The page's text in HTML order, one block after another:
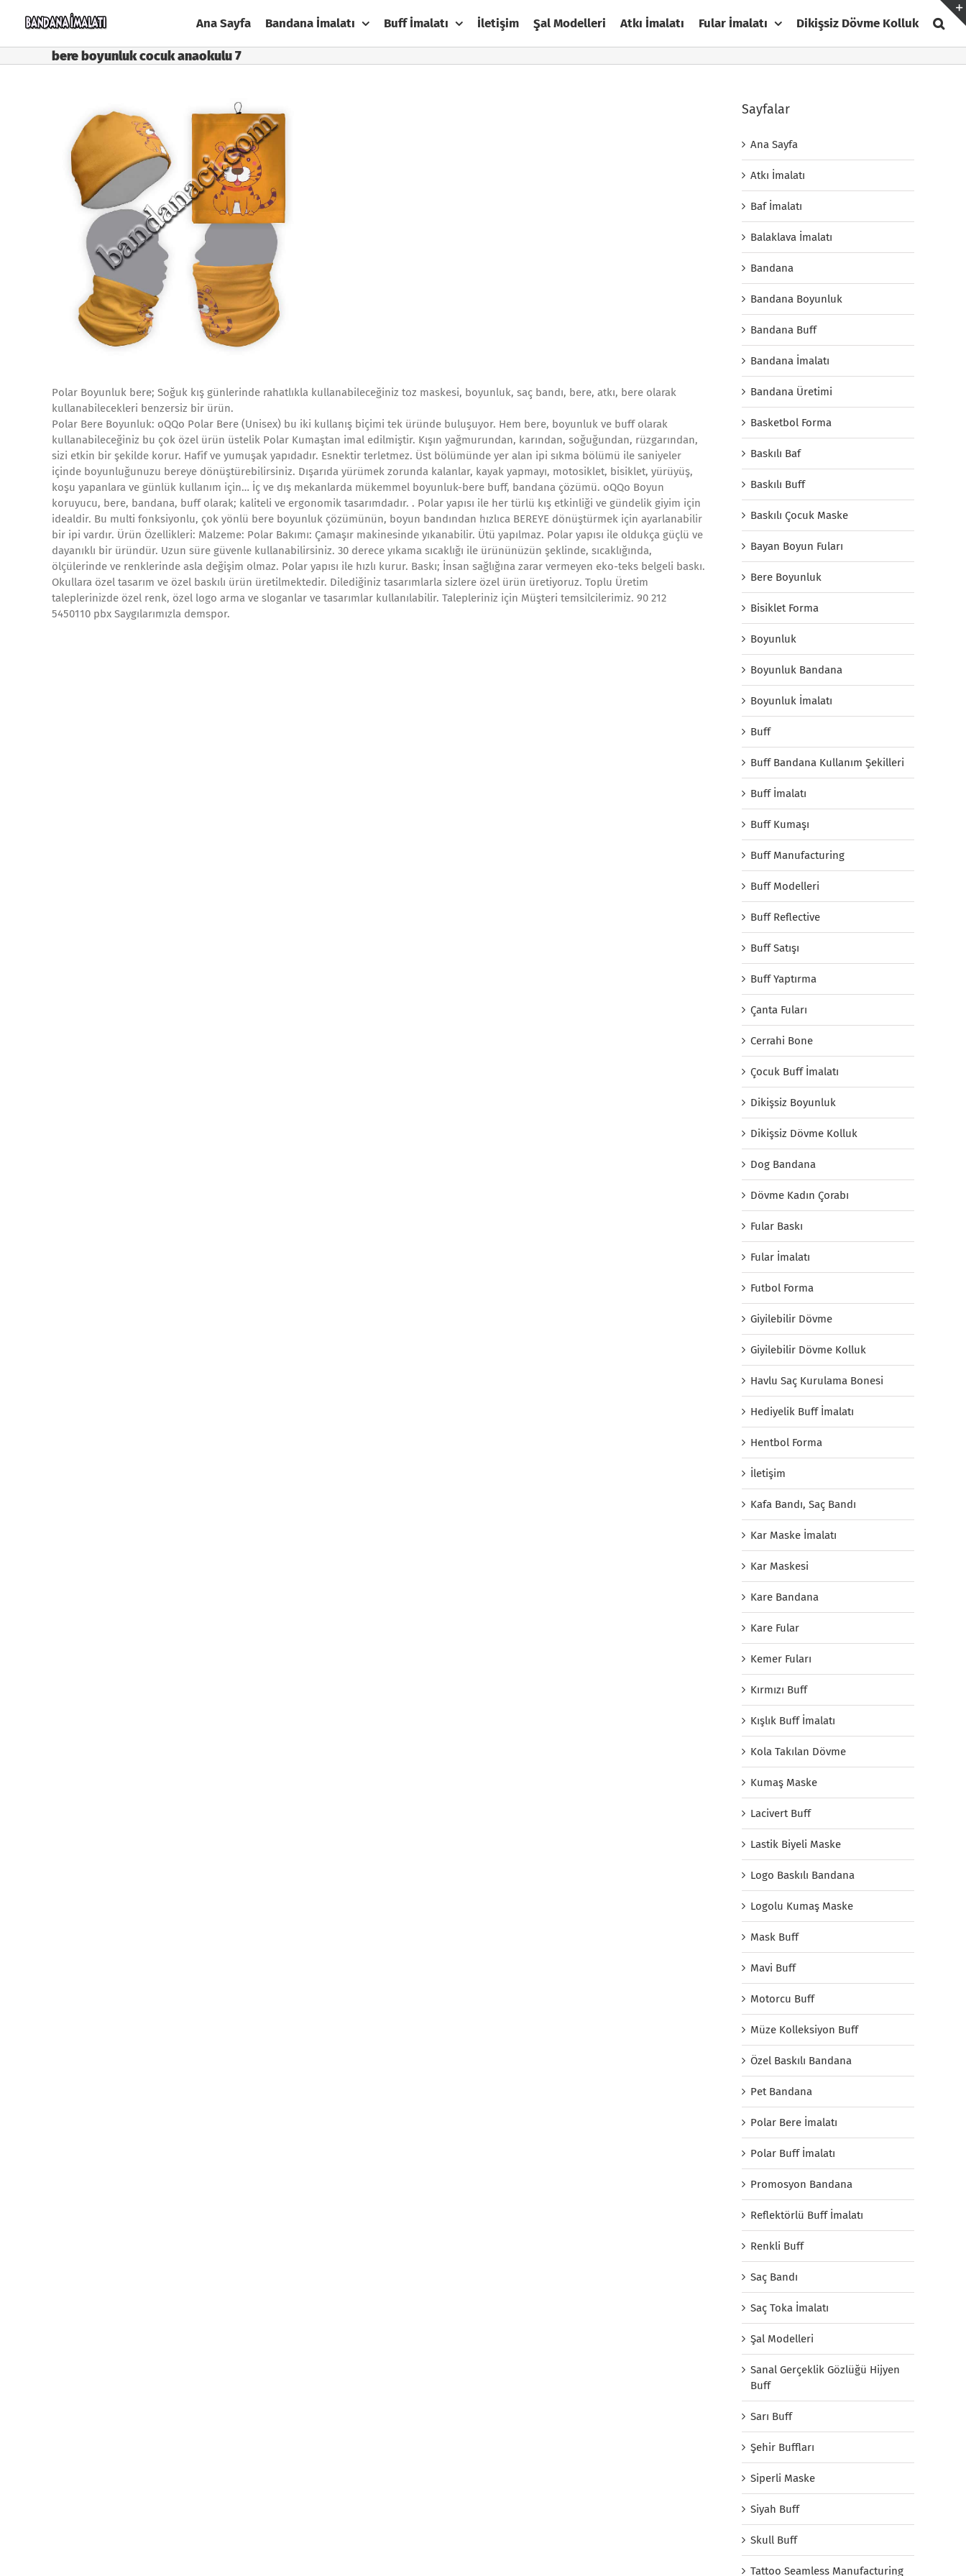
Ana Sayfa Bandana İmalatı Buff İmalatı İletişim Şal Modelleri Atkı İmalatı Fular İmalatı Dikişsiz Dövme Kolluk
bere boyunluk cocuk anaokulu 7
Polar Boyunluk bere; Soğuk kış günlerinde rahatlıkla kullanabileceğiniz toz maskesi, boyunluk, saç bandı, bere, atkı, bere olarak
kullanabilecekleri benzersiz bir ürün.
Polar Bere Boyunluk: oQQo Polar Bere (Unisex) bu iki kullanış biçimi tek üründe buluşuyor. Hem bere, boyunluk ve buff olarak
kullanabileceğiniz bu çok özel ürün üstelik Polar Kumaştan imal edilmiştir. Kışın yağmurundan, karından, soğuğundan, rüzgarından,
sizi etkin bir şekilde korur. Hafif ve yumuşak yapıdadır. Esnektir terletmez. Üst bölümünde yer alan ipi sıkma bölümü ile saniyeler
içinde boyunluğunuzu bereye dönüştürebilirsiniz. Dışarıda yürümek zorunda kalanlar, kayak yapmayı, motosiklet, bisiklet, yürüyüş,
koşu yapanlara ve günlük kullanım için… İç ve dış mekanlarda mükemmel boyunluk-bere buff, bandana çözümü. oQQo Boyun
koruyucu, bere, bandana, buff olarak; kaliteli ve ergonomik tasarımdadır. . Polar yapısı ile her türlü kış etkinliği ve gündelik giyim için
idealdir. Bu multi fonksiyonlu, çok yönlü bere boyunluk çözümünün, boyun bandından hızlıca BEREYE dönüştürmek için ayarlanabilir
bir ipi vardır. Ürün Özellikleri: Malzeme: Polar Bakımı: Çamaşır makinesinde yıkanabilir. Ütü yapılmaz. Polar yapısı ile oldukça güçlü ve
dayanıklı bir üründür. Uzun süre güvenle kullanabilirsiniz. 30 derece yıkama sıcaklığı ile ürününüzün şeklinde, sıcaklığında,
ölçülerinde ve renklerinde asla değişim olmaz. Polar yapısı ile hızlı kurur. Baskı; İnsan sağlığına zarar vermeyen eko-teks belgeli baskı.
Okullara özel tasarım ve özel baskılı ürün üretilmektedir. Dilediğiniz tasarımlarla sizlere özel ürün üretiyoruz. Toplu Üretim
taleplerinizde özel renk, özel logo arma ve sloganlar ve tasarımlar kullanılabilir. Talepleriniz için Müşteri temsilcilerimiz. 90 212
5450110 pbx Saygılarımızla demspor.
Sayfalar
Ana Sayfa
Atkı İmalatı
Baf İmalatı
Balaklava İmalatı
Bandana
Bandana Boyunluk
Bandana Buff
Bandana İmalatı
Bandana Üretimi
Basketbol Forma
Baskılı Baf
Baskılı Buff
Baskılı Çocuk Maske
Bayan Boyun Fuları
Bere Boyunluk
Bisiklet Forma
Boyunluk
Boyunluk Bandana
Boyunluk İmalatı
Buff
Buff Bandana Kullanım Şekilleri
Buff İmalatı
Buff Kumaşı
Buff Manufacturing
Buff Modelleri
Buff Reflective
Buff Satışı
Buff Yaptırma
Çanta Fuları
Cerrahi Bone
Çocuk Buff İmalatı
Dikişsiz Boyunluk
Dikişsiz Dövme Kolluk
Dog Bandana
Dövme Kadın Çorabı
Fular Baskı
Fular İmalatı
Futbol Forma
Giyilebilir Dövme
Giyilebilir Dövme Kolluk
Havlu Saç Kurulama Bonesi
Hediyelik Buff İmalatı
Hentbol Forma
İletişim
Kafa Bandı, Saç Bandı
Kar Maske İmalatı
Kar Maskesi
Kare Bandana
Kare Fular
Kemer Fuları
Kırmızı Buff
Kışlık Buff İmalatı
Kola Takılan Dövme
Kumaş Maske
Lacivert Buff
Lastik Biyeli Maske
Logo Baskılı Bandana
Logolu Kumaş Maske
Mask Buff
Mavi Buff
Motorcu Buff
Müze Kolleksiyon Buff
Özel Baskılı Bandana
Pet Bandana
Polar Bere İmalatı
Polar Buff İmalatı
Promosyon Bandana
Reflektörlü Buff İmalatı
Renkli Buff
Saç Bandı
Saç Toka İmalatı
Şal Modelleri
Sanal Gerçeklik Gözlüğü Hijyen
Buff
Sarı Buff
Şehir Buffları
Siperli Maske
Siyah Buff
Skull Buff
Tattoo Seamless Manufacturing